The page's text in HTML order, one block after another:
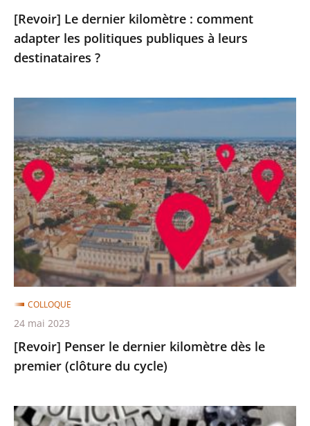
destinataires
?
[Revoir] Le dernier kilomètre : comment
adapter les politiques publiques à leurs
destinataires ?
le
dernier
kilomètre
dès
le
premier
(clôture
du
cycle)
[Revoir] Penser le dernier kilomètre dès le
premier (clôture du cycle)
COLLOQUE
24 mai 2023
[Revoir]